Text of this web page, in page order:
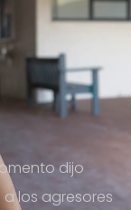
dijo
los agresores